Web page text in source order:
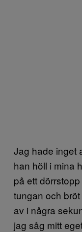
Jag hade inget
han höll i mina
på ett
tungan och
av i några
jag såg mitt